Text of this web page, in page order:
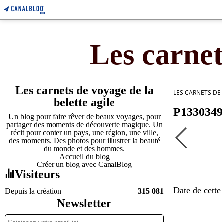
Les
Les carnets de voyage de la
belette agile
Un blog pour faire rêver de beaux voyages, pour
partager des moments de découverte magique. Un
récit pour conter un pays, une région, une ville,
des moments. Des photos pour illustrer la beauté
du monde et des hommes.
Accueil du blog
Créer un blog avec CanalBlog
Visiteurs
Depuis la création 315 081
Newsletter
LES CARNETS
P1330349
Date de